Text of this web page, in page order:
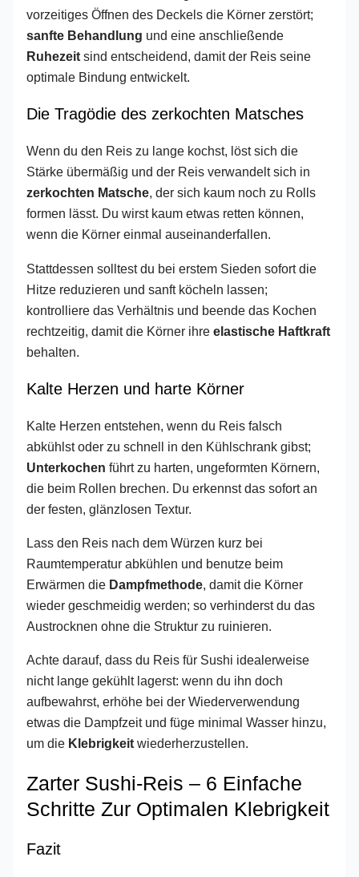
vorzeitiges Öffnen des Deckels die Körner zerstört;
sanfte Behandlung und eine anschließende
Ruhezeit sind entscheidend, damit der Reis seine
optimale Bindung entwickelt.
Die Tragödie des zerkochten Matsches
Wenn du den Reis zu lange kochst, löst sich die
Stärke übermäßig und der Reis verwandelt sich in
zerkochten Matsche, der sich kaum noch zu Rolls
formen lässt. Du wirst kaum etwas retten können,
wenn die Körner einmal auseinanderfallen.
Stattdessen solltest du bei erstem Sieden sofort die
Hitze reduzieren und sanft köcheln lassen;
kontrolliere das Verhältnis und beende das Kochen
rechtzeitig, damit die Körner ihreelastische Haftkraft
behalten.
Kalte Herzen und harte Körner
Kalte Herzen entstehen, wenn du Reis falsch
abkühlst oder zu schnell in den Kühlschrank gibst;
Unterkochen führt zu harten, ungeformten Körnern,
die beim Rollen brechen. Du erkennst das sofort an
der festen, glänzlosen Textur.
Lass den Reis nach dem Würzen kurz bei
Raumtemperatur abkühlen und benutze beim
Erwärmen die Dampfmethode, damit die Körner
wieder geschmeidig werden; so verhinderst du das
Austrocknen ohne die Struktur zu ruinieren.
Achte darauf, dass du Reis für Sushi idealerweise
nicht lange gekühlt lagerst: wenn du ihn doch
aufbewahrst, erhöhe bei der Wiederverwendung
etwas die Dampfzeit und füge minimal Wasser hinzu,
um die Klebrigkeit wiederherzustellen.
Zarter Sushi-Reis – 6 Einfache
Schritte Zur Optimalen Klebrigkeit
Fazit